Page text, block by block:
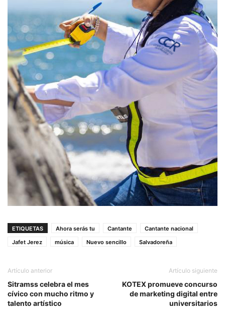
ETIQUETAS Ahora serás tu Cantante
Cantante nacional
Jafet Jerez
música Nuevo sencillo Salvadoreña
Artículo anterior
Sitramss celebra el mes
cívico con mucho ritmo y
talento artístico
Artículo siguiente
KOTEX promueve concurso
de marketing digital entre
universitarios